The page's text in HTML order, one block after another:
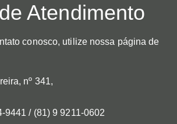
Atendimento
conosco, utilize nossa página de
nº 341,
9441 / (81) 9 9211-0602